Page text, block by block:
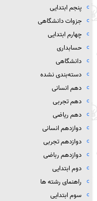
پنجم ابتدایی
جزوات دانشگاهی
چهارم ابتدایی
حسابداری
دانشگاهی
دسته‌بندی نشده
دهم انسانی
دهم تجربی
دهم ریاضی
دوازدهم انسانی
دوازدهم تجربی
دوازدهم رباضی
دوم ابتدایی
راهنمای رشته ها
سوم ابتدایی